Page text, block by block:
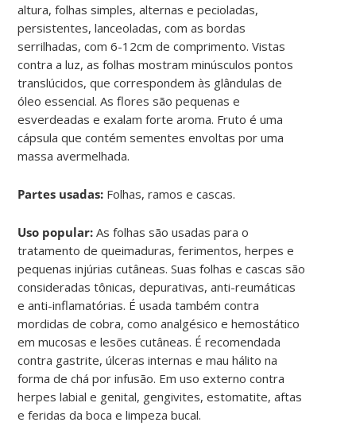
altura, folhas simples, alternas e pecioladas,
persistentes, lanceoladas, com as bordas
serrilhadas, com 6-12cm de comprimento. Vistas
contra a luz, as folhas mostram minúsculos pontos
translúcidos, que correspondem às glândulas de
óleo essencial. As flores são pequenas e
esverdeadas e exalam forte aroma. Fruto é uma
cápsula que contém sementes envoltas por uma
massa avermelhada.
Partes usadas: Folhas, ramos e cascas.
Uso popular:As folhas são usadas para o
tratamento de queimaduras, ferimentos, herpes e
pequenas injúrias cutâneas. Suas folhas e cascas são
consideradas tônicas, depurativas, anti-reumáticas
e anti-inflamatórias. É usada também contra
mordidas de cobra, como analgésico e hemostático
em mucosas e lesões cutâneas. É recomendada
contra gastrite, úlceras internas e mau hálito na
forma de chá por infusão. Em uso externo contra
herpes labial e genital, gengivites, estomatite, aftas
e feridas da boca e limpeza bucal.